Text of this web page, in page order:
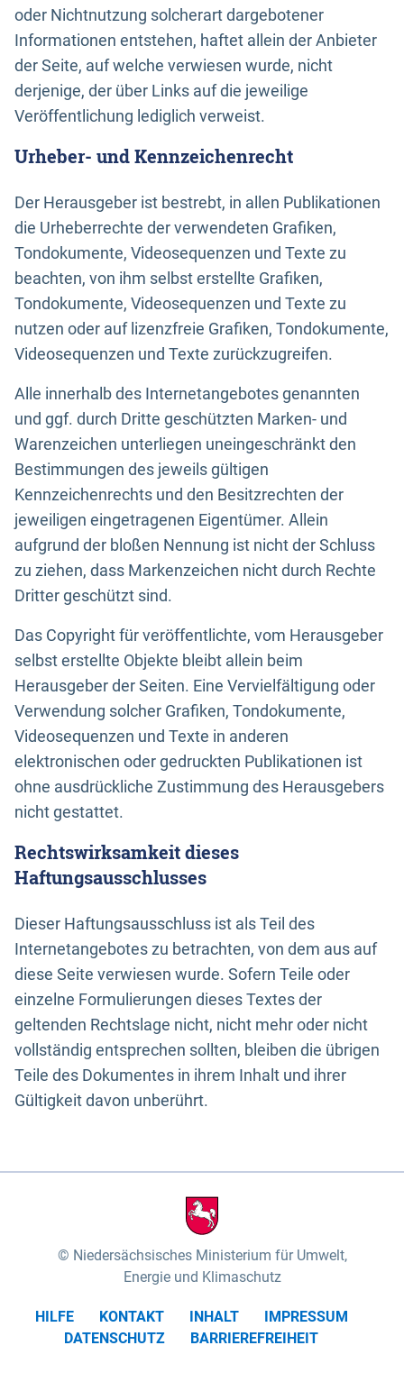
oder Nichtnutzung solcherart dargebotener
Informationen entstehen, haftet allein der Anbieter
der Seite, auf welche verwiesen wurde, nicht
derjenige, der über Links auf die jeweilige
Veröffentlichung lediglich verweist.
Urheber- und Kennzeichenrecht
Der Herausgeber ist bestrebt, in allen Publikationen
die Urheberrechte der verwendeten Grafiken,
Tondokumente, Videosequenzen und Texte zu
beachten, von ihm selbst erstellte Grafiken,
Tondokumente, Videosequenzen und Texte zu
nutzen oder auf lizenzfreie Grafiken, Tondokumente,
Videosequenzen und Texte zurückzugreifen.
Alle innerhalb des Internetangebotes genannten
und ggf. durch Dritte geschützten Marken- und
Warenzeichen unterliegen uneingeschränkt den
Bestimmungen des jeweils gültigen
Kennzeichenrechts und den Besitzrechten der
jeweiligen eingetragenen Eigentümer. Allein
aufgrund der bloßen Nennung ist nicht der Schluss
zu ziehen, dass Markenzeichen nicht durch Rechte
Dritter geschützt sind.
Das Copyright für veröffentlichte, vom Herausgeber
selbst erstellte Objekte bleibt allein beim
Herausgeber der Seiten. Eine Vervielfältigung oder
Verwendung solcher Grafiken, Tondokumente,
Videosequenzen und Texte in anderen
elektronischen oder gedruckten Publikationen ist
ohne ausdrückliche Zustimmung des Herausgebers
nicht gestattet.
Rechtswirksamkeit dieses
Haftungsausschlusses
Dieser Haftungsausschluss ist als Teil des
Internetangebotes zu betrachten, von dem aus auf
diese Seite verwiesen wurde. Sofern Teile oder
einzelne Formulierungen dieses Textes der
geltenden Rechtslage nicht, nicht mehr oder nicht
vollständig entsprechen sollten, bleiben die übrigen
Teile des Dokumentes in ihrem Inhalt und ihrer
Gültigkeit davon unberührt.
Niedersächsisches Ministerium für Umwelt,
Energie und Klimaschutz
HILFE KONTAKT INHALT
IMPRESSUM
DATENSCHUTZ
BARRIEREFREIHEIT